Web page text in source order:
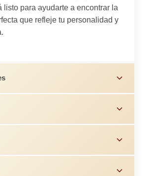
listo para ayudarte a encontrar la
que refleje tu personalidad y